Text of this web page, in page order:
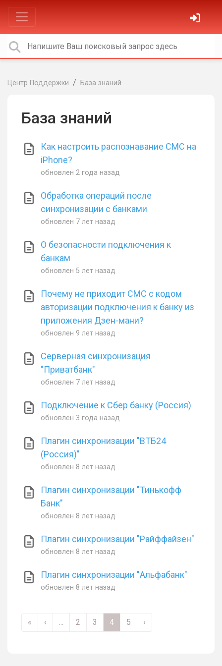
Центр Поддержки База знаний
База знаний
Как настроить распознавание СМС на
iPhone?
обновлен2 года назад
Обработка операций после
синхронизации с банками
обновлен 7 лет назад
О безопасности подключения к
банкам
обновлен5 лет назад
Почему не приходит СМС с кодом
авторизации подключения к банку из
приложения Дзен-мани?
обновлен 9 лет назад
Серверная синхронизация
"Приватбанк"
обновлен 7 лет назад
Подключение к Сбер банку (Россия)
обновлен 3 года назад
Плагин синхронизации "ВТБ24
(Россия)"
обновлен 8 лет назад
Плагин синхронизации "Тинькофф
Банк"
обновлен 8 лет назад
Плагин синхронизации "Райффайзен"
обновлен 8 лет назад
Плагин синхронизации "Альфабанк"
обновлен 8 лет назад
« ‹ ... 2 3 4 5 ›